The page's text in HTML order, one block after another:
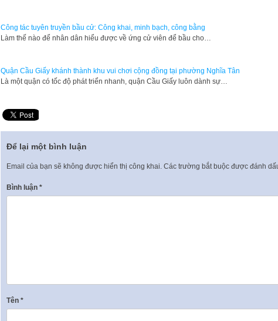
Công tác tuyên truyền bầu cử: Công khai, minh bạch, công bằng
Làm thế nào để nhân dân hiểu được về ứng cử viên để bầu cho…
Quận Cầu Giấy khánh thành khu vui chơi cộng đồng tại phường Nghĩa Tân
Là một quận có tốc độ phát triển nhanh, quận Cầu Giấy luôn dành sự…
Để lại một bình luận
Email của bạn sẽ không được hiển thị công khai. Các trường bắt buộc được đánh
Bình luận *
Tên *